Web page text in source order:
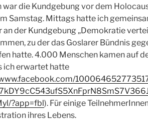
war die Kundgebung vor dem
Samstag. Mittags hatte ich
an der Kundgebung „Demokratie
zu der das Goslarer Bündnis
hatte. 4.000 Menschen kamen auf
ich erwartet hatte
?app=fbl). Für einige
ihres Lebens.